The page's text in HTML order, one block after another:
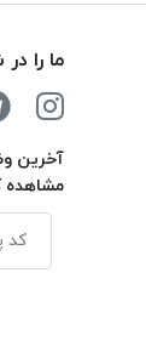
ما را
آخرین
مشاهده